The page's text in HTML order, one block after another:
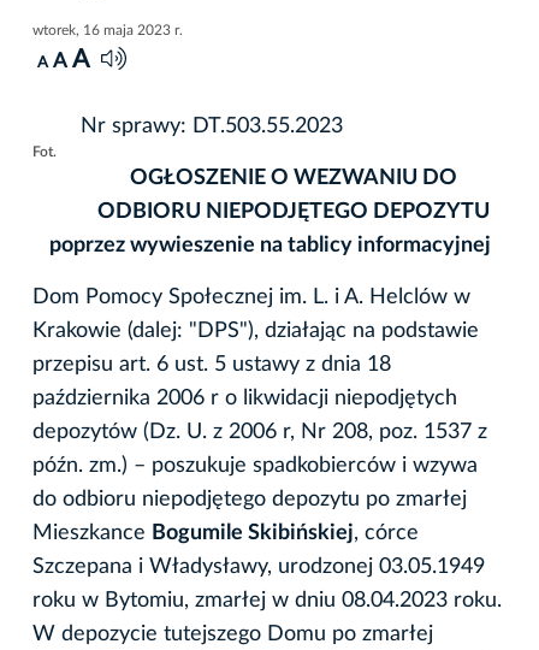
wtorek, 16 maja 2023 r.
A A A
Fot.
Nr sprawy: DT.503.55.2023
OGŁOSZENIE O WEZWANIU DO
ODBIORU NIEPODJĘTEGO DEPOZYTU
poprzez wywieszenie na tablicy informacyjnej
Dom Pomocy Społecznej im. L. i A. Helclów w
Krakowie (dalej: "DPS"), działając na podstawie
przepisu art. 6 ust. 5 ustawy z dnia 18
października 2006 r o likwidacji niepodjętych
depozytów (Dz. U. z 2006 r, Nr 208, poz. 1537 z
późn. zm.) – poszukuje spadkobierców i wzywa
do odbioru niepodjętego depozytu po zmarłej
Mieszkance Bogumile Skibińskiej, córce
Szczepana i Władysławy, urodzonej 03.05.1949
roku w Bytomiu, zmarłej w dniu 08.04.2023 roku.
W depozycie tutejszego Domu po zmarłej